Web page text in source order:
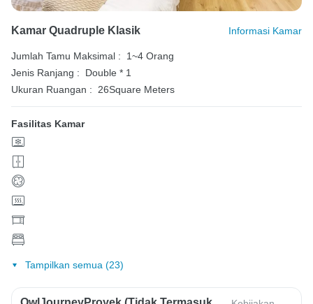
Kamar Quadruple Klasik Informasi Kamar
Jumlah Tamu Maksimal :
1~4 Orang
Jenis Ranjang :
Double * 1
Ukuran Ruangan :
26Square Meters
Fasilitas Kamar
Tampilkan semua (23)